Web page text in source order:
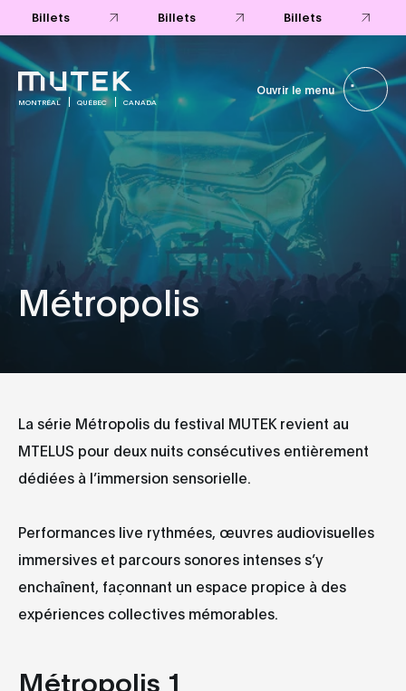
Billets Billets Billets
MONTRÉAL QUÉBEC CANADA
Ouvrir le menu
Métropolis
La série Métropolis du festival MUTEK revient au
MTELUS pour deux nuits consécutives entièrement
dédiées à l’immersion sensorielle.
Performances live rythmées, œuvres audiovisuelles
immersives et parcours sonores intenses s’y
enchaînent, façonnant un espace propice à des
expériences collectives mémorables.
Métropolis 1